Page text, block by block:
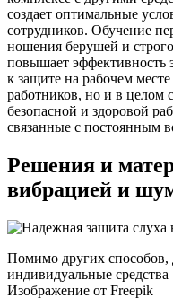
создает оптимальные
сотрудников. Обучение
ношения берушей и
повышает эффективность
к защите на рабочем
работников, но и в целом
безопасной и здоровой
связанные с постоянным
Решения и
вибрацией и
Помимо других
индивидуальные
Изображение от Freepik